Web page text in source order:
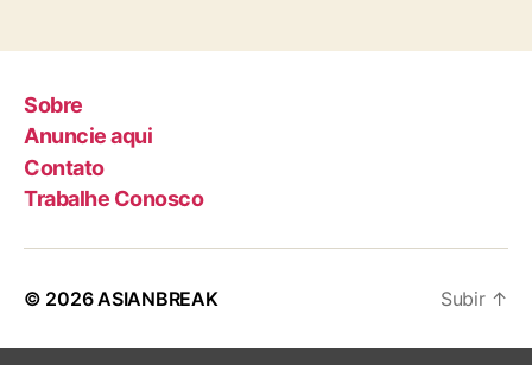
Sobre
Anuncie aqui
Contato
Trabalhe Conosco
© 2026ASIANBREAK Subir ↑